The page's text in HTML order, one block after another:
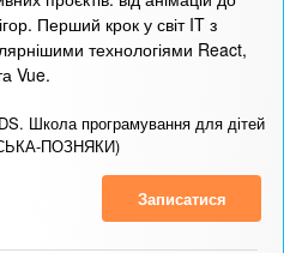
Перший крок у світ IT з
технологіями React,
Vue.
Школа програмування для дітей
ПОЗНЯКИ)
Записатися